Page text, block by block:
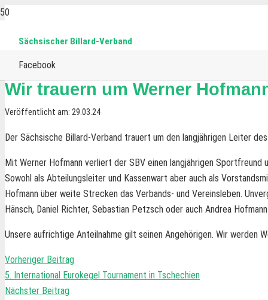
Sächsischer Billard-Verband
Facebook
Wir trauern um Werner
Veröffentlicht am: 29.03.24
Der Sächsische Billard-Verband trauert um den langjährigen Leiter
Mit Werner Hofmann verliert der SBV einen langjährigen
Sowohl als Abteilungsleiter und Kassenwart aber auch als
Hofmann über weite Strecken das Verbands- und Vereinsleben.
Hänsch, Daniel Richter, Sebastian Petzsch oder auch Andrea
Unsere aufrichtige Anteilnahme gilt seinen Angehörigen. Wir werden
Vorheriger Beitrag
5. International Eurokegel Tournament in Tschechien
Nächster Beitrag